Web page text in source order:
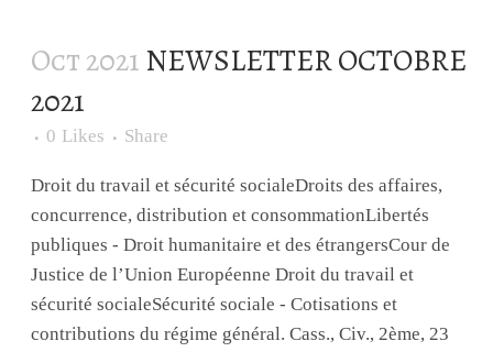
Oct 2021NEWSLETTER OCTOBRE
2021
0 Likes Share
Droit du travail et sécurité socialeDroits des affaires,
concurrence, distribution et consommationLibertés
publiques - Droit humanitaire et des étrangersCour de
Justice de l’Union Européenne Droit du travail et
sécurité socialeSécurité sociale - Cotisations et
contributions du régime général. Cass., Civ., 2ème, 23